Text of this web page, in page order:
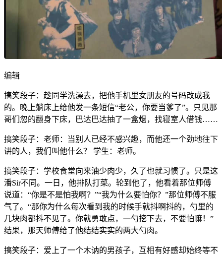
编辑
搞笑段子：趁同学洗澡去，把他手机里女朋友的号码改成我
的。晚上躺床上给他发一条短信“老公，你要当爹了”。只见那
哥们忽的翻身下床，巴达巴达抽了一盒烟，找寝室人借钱……
搞笑段子：老师：当别人已经不感兴趣，而他还一个劲地往下
讲的人，我们叫他什么？ 学生：老师。
搞笑段子：学校食堂向来油少肉少，久了也就习惯了。只是这
潘Sir不同。一日，他排队打菜。轮到他了，他看着那位师傅
说道：“你是不是怕我啊？”“我为什么要怕你？”那位师傅不服
气了。“那你为什么每次看到我的时候手就抖啊抖的，勺里的
几块肉都抖不见了。你就勇敢点，一勺挖下去，不要怕嘛！”
结果，那天师傅给了他结结实实的两大勺肉。
搞笑段子：爱上了一个木讷的男孩子，互相有好感却始终等不